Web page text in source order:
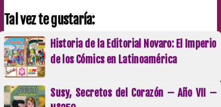
Tal vez te gustaría:
Historia de la Editorial Novaro: El Imperio
de los Cómics en Latinoamérica
Susy, Secretos del Corazón – Año VII –